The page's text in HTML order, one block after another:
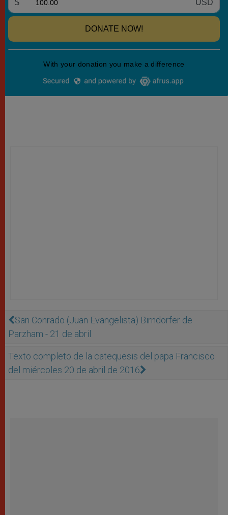
San Conrado (Juan Evangelista) Birndorfer de
Parzham - 21 de abril
Texto completo de la catequesis del papa Francisco
del miércoles 20 de abril de 2016